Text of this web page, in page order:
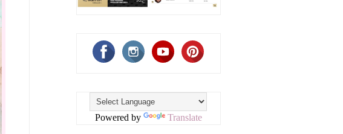
Powered by Translate